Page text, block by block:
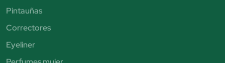
Pintauñas
Correctores
Eyeliner